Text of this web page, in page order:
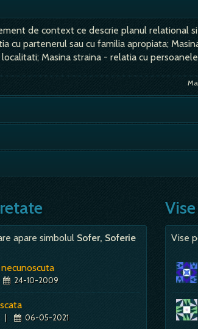
de context ce descrie planul relational
cu partenerul sau cu familia apropiata;
Masina straina - relatia cu
visezi o ciocolata inseamna ca vei avea parte
Daca visezi o ciocolata cu alune inseamna
conduita interioara, ilustrand modul
Mai
- vis foarte bun, semn de bani; - iti va
apare simbolul Sofer, Soferie
24-10-2009
| 06-05-2021
Vise